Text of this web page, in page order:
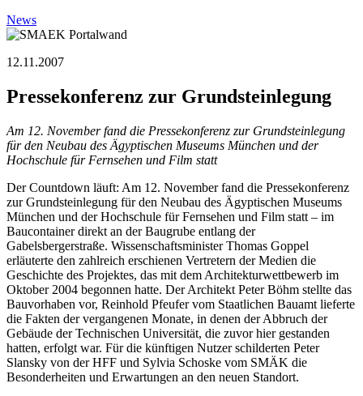
News
12.11.2007
Pressekonferenz zur Grundsteinlegung
Am 12. November fand die Pressekonferenz zur Grundsteinlegung
für den Neubau des Ägyptischen Museums München und der
Hochschule für Fernsehen und Film statt
Der Countdown läuft: Am 12. November fand die Pressekonferenz
zur Grundsteinlegung für den Neubau des Ägyptischen Museums
München und der Hochschule für Fernsehen und Film statt – im
Baucontainer direkt an der Baugrube entlang der
Gabelsbergerstraße. Wissenschaftsminister Thomas Goppel
erläuterte den zahlreich erschienen Vertretern der Medien die
Geschichte des Projektes, das mit dem Architekturwettbewerb im
Oktober 2004 begonnen hatte. Der Architekt Peter Böhm stellte das
Bauvorhaben vor, Reinhold Pfeufer vom Staatlichen Bauamt lieferte
die Fakten der vergangenen Monate, in denen der Abbruch der
Gebäude der Technischen Universität, die zuvor hier gestanden
hatten, erfolgt war. Für die künftigen Nutzer schilderten Peter
Slansky von der HFF und Sylvia Schoske vom SMÄK die
Besonderheiten und Erwartungen an den neuen Standort.